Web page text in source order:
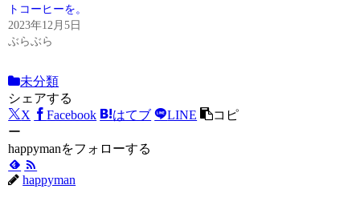
トコーヒーを。
2023年12月5日
ぶらぶら
未分類
シェアする
X
Facebook はてブ LINE
コピ
ー
happymanをフォローする
happyman